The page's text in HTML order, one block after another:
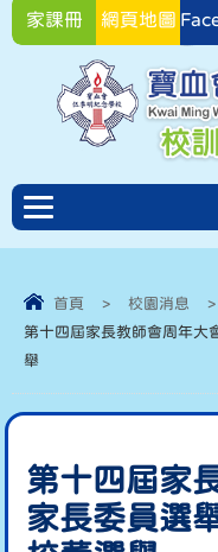
家課冊 網頁地圖
首頁 > 校園消息 >
第十四屆家長教師會周年大
舉
第十四屆家
家長委員選